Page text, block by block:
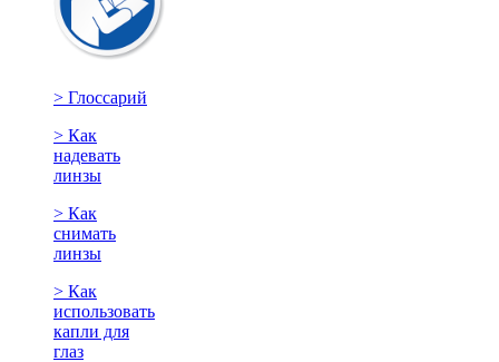
> Глоссарий
> Как
надевать
линзы
> Как
снимать
линзы
> Как
использовать
капли для
глаз